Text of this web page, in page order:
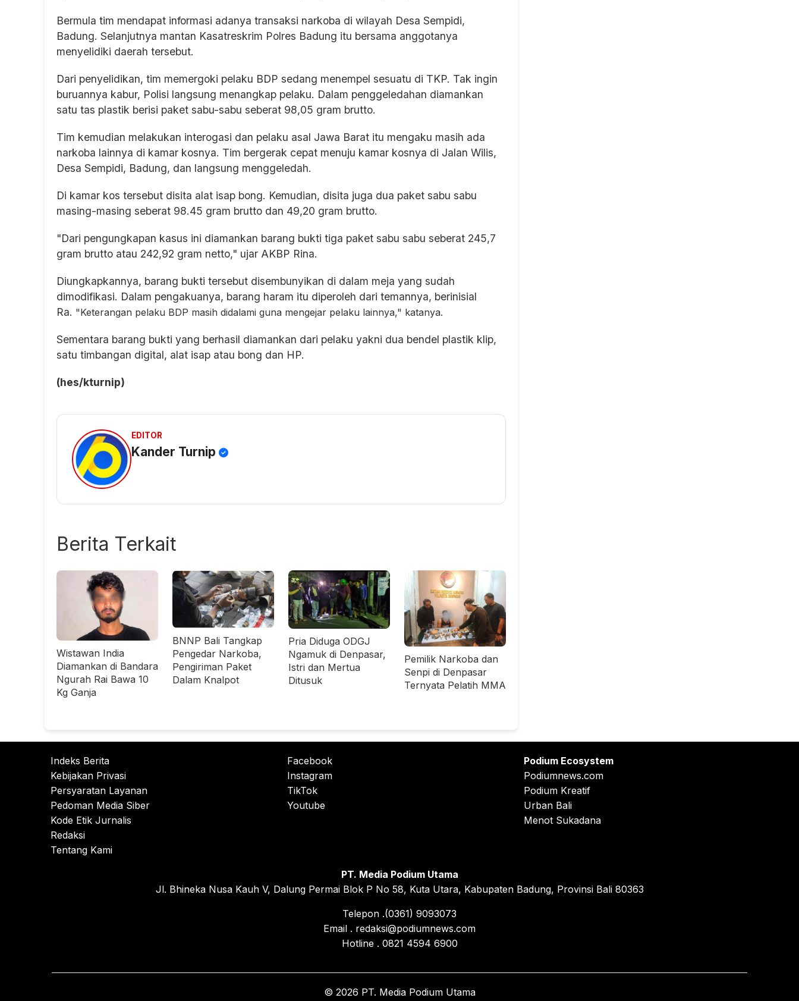
Bermula tim mendapat informasi adanya transaksi narkoba di wilayah Desa Sempidi,
Badung. Selanjutnya mantan Kasatreskrim Polres Badung itu bersama anggotanya
menyelidiki daerah tersebut.
Dari penyelidikan, tim memergoki pelaku BDP sedang menempel sesuatu di TKP. Tak ingin
buruannya kabur, Polisi langsung menangkap pelaku. Dalam penggeledahan diamankan
satu tas plastik berisi paket sabu-sabu seberat 98,05 gram brutto.
Tim kemudian melakukan interogasi dan pelaku asal Jawa Barat itu mengaku masih ada
narkoba lainnya di kamar kosnya. Tim bergerak cepat menuju kamar kosnya di Jalan Wilis,
Desa Sempidi, Badung, dan langsung menggeledah.
Di kamar kos tersebut disita alat isap bong. Kemudian, disita juga dua paket sabu sabu
masing-masing seberat 98.45 gram brutto dan 49,20 gram brutto.
"Dari pengungkapan kasus ini diamankan barang bukti tiga paket sabu sabu seberat 245,7
gram brutto atau 242,92 gram netto," ujar AKBP Rina.
Diungkapkannya, barang bukti tersebut disembunyikan di dalam meja yang sudah
dimodifikasi. Dalam pengakuanya, barang haram itu diperoleh dari temannya, berinisial
Ra. "Keterangan pelaku BDP masih didalami guna mengejar pelaku lainnya," katanya.
Sementara barang bukti yang berhasil diamankan dari pelaku yakni dua bendel plastik klip,
satu timbangan digital, alat isap atau bong dan HP.
(hes/kturnip)
EDITOR
Kander Turnip
Berita Terkait
Wistawan India
Diamankan di Bandara
Ngurah Rai Bawa 10
Kg Ganja
BNNP Bali Tangkap
Pengedar Narkoba,
Pengiriman Paket
Dalam Knalpot
Pria Diduga ODGJ
Ngamuk di Denpasar,
Istri dan Mertua
Ditusuk
Pemilik Narkoba dan
Senpi di Denpasar
Ternyata Pelatih MMA
Indeks Berita
Kebijakan Privasi
Persyaratan Layanan
Pedoman Media Siber
Kode Etik Jurnalis
Redaksi
Tentang Kami
Facebook
Instagram
TikTok
Youtube
Podium Ecosystem
Podiumnews.com
Podium Kreatif
Urban Bali
Menot Sukadana
PT. Media Podium Utama
Jl. Bhineka Nusa Kauh V, Dalung Permai Blok P No 58, Kuta Utara, Kabupaten Badung, Provinsi Bali 80363
Telepon .(0361) 9093073
Email . redaksi@podiumnews.com
Hotline . 0821 4594 6900
© 2026 PT. Media Podium Utama